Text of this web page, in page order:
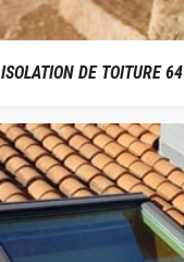
ISOLATION DE TOITURE 64